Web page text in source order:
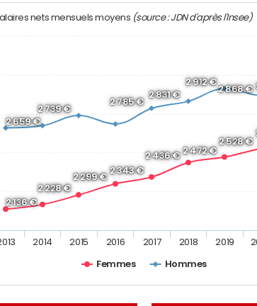
nets mensuels moyens (source : JDN d'après l'Insee)
2 136 €
2 228 €
2 299 €
2 343 €
2 436 €
2 472 €
2 528 €
2 659 €
2 739 €
2 785 €
2 831 €
2 912 €
2 868 €
Femmes Hommes
2014 2015 2016 2017 2018 2019